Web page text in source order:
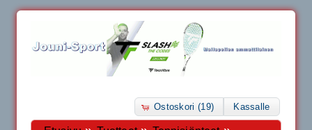
Ostoskori (19) Kassalle